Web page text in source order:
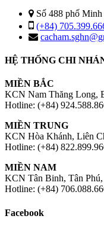
Số 488 phố
(+84)
HỆ THỐNG CHI
MIỀN BẮC
KCN Nam Thăng Long,
Hotline: (+84)
MIỀN TRUNG
KCN Hòa Khánh, Liên
Hotline: (+84)
MIỀN NAM
KCN Tân Binh, Tân
Hotline: (+84)
Facebook